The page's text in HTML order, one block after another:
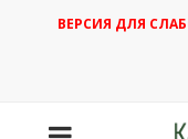
ВЕРСИЯ ДЛЯ